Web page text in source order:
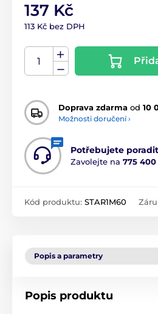
137 Kč
113 Kč bez DPH
Doprava zdarma od 10
Možnosti doručení ›
Potřebujete
Zavolejte na 775 400
Kód produktu: STAR1M60
Popis a parametry
Popis produktu